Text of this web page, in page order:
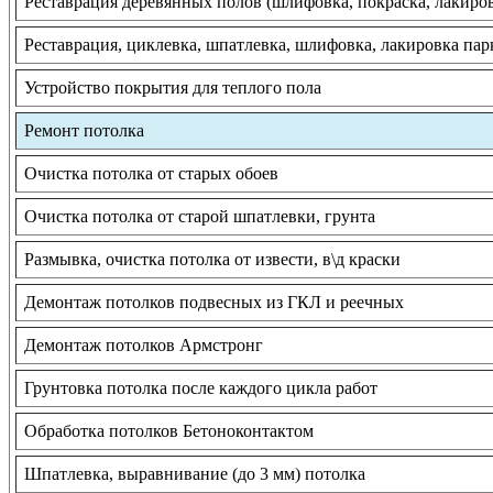
Реставрация, циклевка, шпатлевка, шлифовка, лакировка
Устройство покрытия для теплого пола
Ремонт потолка
Очистка потолка от старых обоев
Очистка потолка от старой шпатлевки, грунта
Размывка, очистка потолка от извести, в\д краски
Демонтаж потолков подвесных из ГКЛ и реечных
Демонтаж потолков Армстронг
Грунтовка потолка после каждого цикла работ
Обработка потолков Бетоноконтактом
Шпатлевка, выравнивание (до 3 мм) потолка